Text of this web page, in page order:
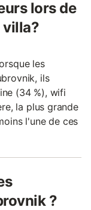
lors de
villa?
les
ils
(34 %), wifi
la plus grande
l'une de ces
?